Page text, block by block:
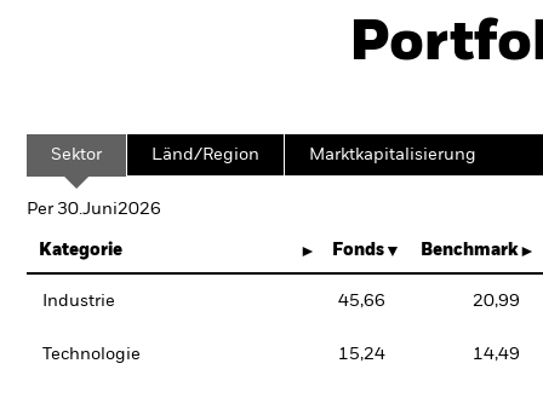
Sektor Länd/Region Marktkapitalisierung
Per 30.Juni2026
Kategorie Fonds Benchmark
Industrie 45,66 20,99
Technologie 15,24 14,49